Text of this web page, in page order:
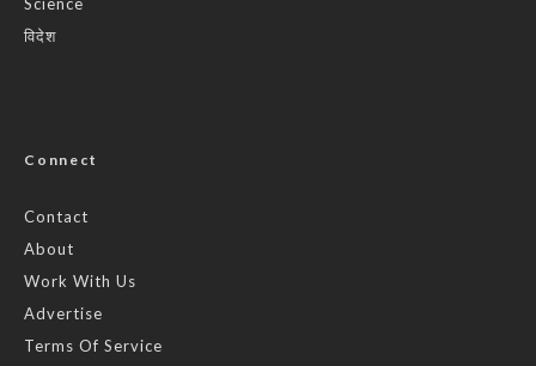
विदेश
Connect
Contact
About
Work With Us
Advertise
Terms Of Service